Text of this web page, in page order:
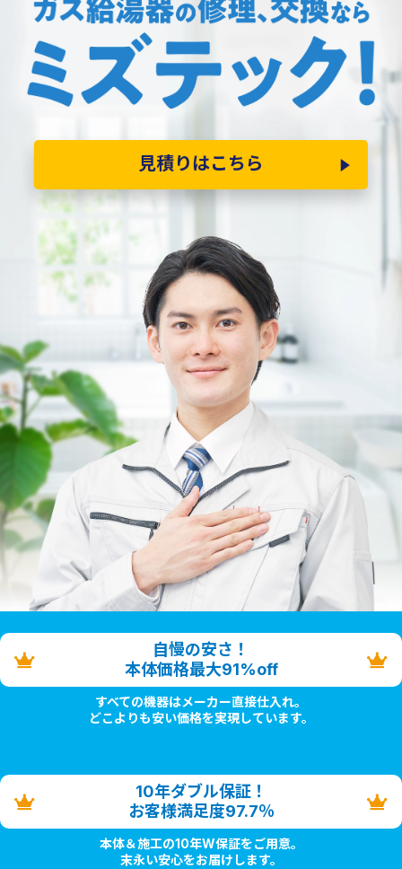
見積りはこちら
自慢の安さ！
本体価格最大91%off
すべての機器はメーカー直接仕入れ。
どこよりも安い価格を実現しています。
10年ダブル保証！
お客様満足度97.7％
本体＆施工の10年W保証をご用意。
末永い安心をお届けします。